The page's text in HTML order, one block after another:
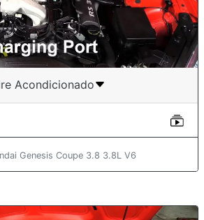
Acondicionado
Genesis Coupe 3.8 3.8L V6